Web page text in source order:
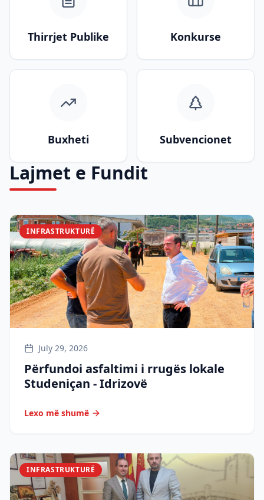
Thirrjet Publike Konkurse
Buxheti Subvencionet
Lajmet e Fundit
INFRASTRUKTURË
July 29, 2026
Përfundoi asfaltimi i rrugës lokale
Studeniçan - Idrizovë
Lexo më shumë
INFRASTRUKTURË